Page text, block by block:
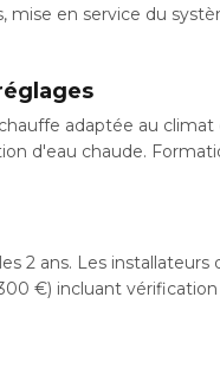
mise en service du
adaptée au
d'eau chaude.
2 ans. Les
€) incluant